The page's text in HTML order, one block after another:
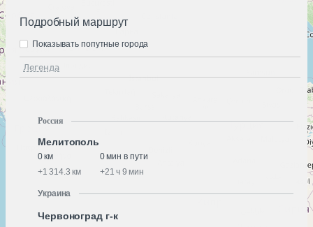
Подробный маршрут
Легенда
Показывать попутные города
Россия
Мелитополь
0 км
0 мин в пути
+1 314.3 км +21 ч 9 мин
Украина
Червоноград г-к